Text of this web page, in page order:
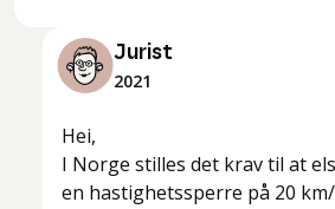
Jurist
2021
Hei,
I Norge stilles det krav til at
en hastighetssperre på 20